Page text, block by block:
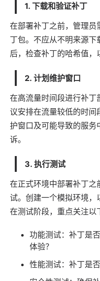
1. 下载和验证补丁
在部署补丁之前，管理
丁包。不应从不明来源
后，检查补丁的哈希值，
2. 计划维护窗口
在高流量时间段进行补
议安排在流量较低的时间
护窗口及可能导致的服务
诉。
3. 执行测试
在正式环境中部署补丁之
试。创建一个模拟环境，
在测试阶段，重点关注以
功能测试：补丁是
体验？
性能测试：补丁是